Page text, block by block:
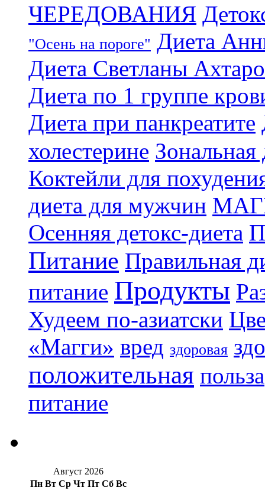
ЧЕРЕДОВАНИЯ
"Осень на пороге" Диета
Диета Светланы
Диета по 1 группе
Диета при панкреатите
холестерине Зональная
Коктейли для
диета для мужчин
Осенняя детокс-диета
Питание Правильная
питание Продукты
Худеем по-азиатски
«Магги» вред здоровая
положительная польза
питание
Август 2026
Пн Вт Ср Чт Пт Сб Вс